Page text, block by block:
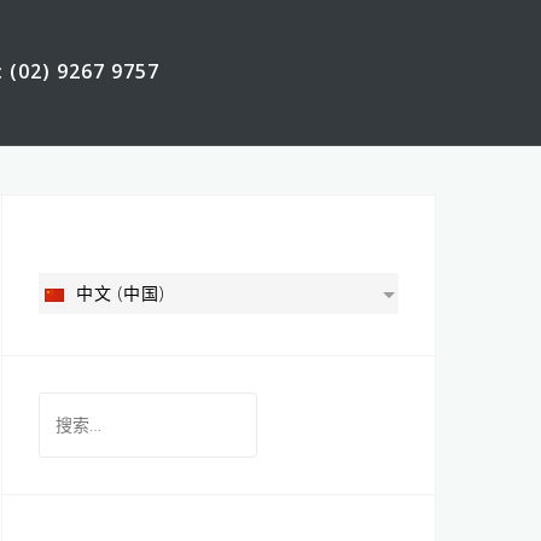
(02) 9267 9757
中文 (中国)
索：